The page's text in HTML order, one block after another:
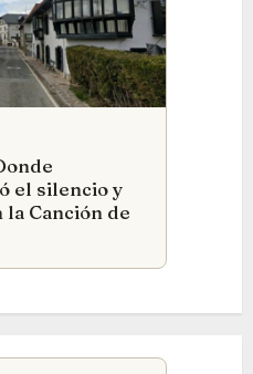
el silencio y
Canción de